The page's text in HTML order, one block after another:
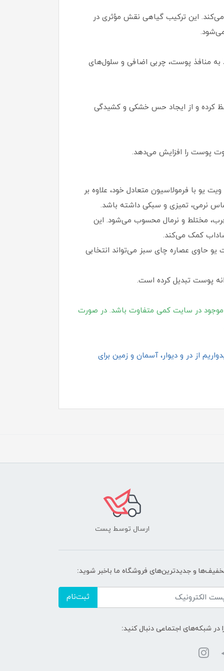
این ترکیب گیاهی نقش مؤثری در
به منافذ پوست، چربی اضافی و سلول‌های
کرده و از ایجاد حس خشکی و کشیدگی
پوست را افزایش می‌دهد.
با فرمولاسیون متعادل خود، علاوه بر
نرمی، تمیزی و سبکی داشته باشد.
پوست‌های چرب، مختلط و نرمال محسوب می‌شود. این
کمک می‌کند.
حاوی عصاره چای سبز می‌تواند انتخابی
پوست تبدیل کرده است.
در سایت کمی متفاوت باشد. در صورت
از در و دیوار، آسمان و زمین برای
ارسال توسط پست
و جدیدترین‌های فروشگاه ما باخبر شوید:
ثبت‌نام
در شبکه‌های اجتماعی دنبال کنید: